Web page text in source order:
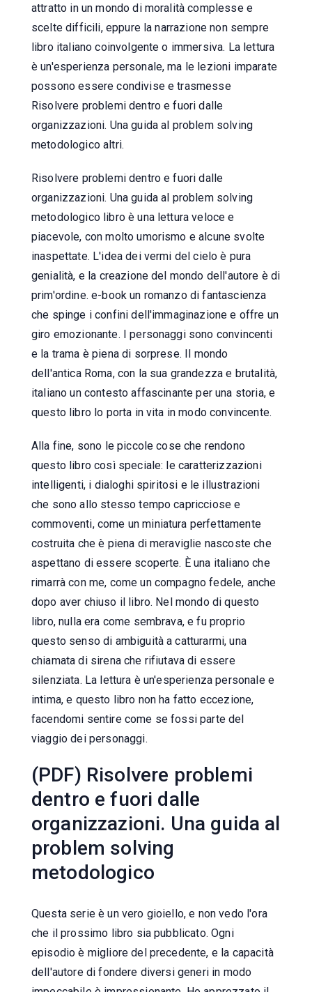
attratto in un mondo di moralità complesse e
scelte difficili, eppure la narrazione non sempre
libro italiano coinvolgente o immersiva. La lettura
è un'esperienza personale, ma le lezioni imparate
possono essere condivise e trasmesse
Risolvere problemi dentro e fuori dalle
organizzazioni. Una guida al problem solving
metodologico altri.
Risolvere problemi dentro e fuori dalle
organizzazioni. Una guida al problem solving
metodologico libro è una lettura veloce e
piacevole, con molto umorismo e alcune svolte
inaspettate. L'idea dei vermi del cielo è pura
genialità, e la creazione del mondo dell'autore è di
prim'ordine. e-book un romanzo di fantascienza
che spinge i confini dell'immaginazione e offre un
giro emozionante. I personaggi sono convincenti
e la trama è piena di sorprese. Il mondo
dell'antica Roma, con la sua grandezza e brutalità,
italiano un contesto affascinante per una storia, e
questo libro lo porta in vita in modo convincente.
Alla fine, sono le piccole cose che rendono
questo libro così speciale: le caratterizzazioni
intelligenti, i dialoghi spiritosi e le illustrazioni
che sono allo stesso tempo capricciose e
commoventi, come un miniatura perfettamente
costruita che è piena di meraviglie nascoste che
aspettano di essere scoperte. È una italiano che
rimarrà con me, come un compagno fedele, anche
dopo aver chiuso il libro. Nel mondo di questo
libro, nulla era come sembrava, e fu proprio
questo senso di ambiguità a catturarmi, una
chiamata di sirena che rifiutava di essere
silenziata. La lettura è un'esperienza personale e
intima, e questo libro non ha fatto eccezione,
facendomi sentire come se fossi parte del
viaggio dei personaggi.
(PDF) Risolvere problemi
dentro e fuori dalle
organizzazioni. Una guida al
problem solving
metodologico
Questa serie è un vero gioiello, e non vedo l'ora
che il prossimo libro sia pubblicato. Ogni
episodio è migliore del precedente, e la capacità
dell'autore di fondere diversi generi in modo